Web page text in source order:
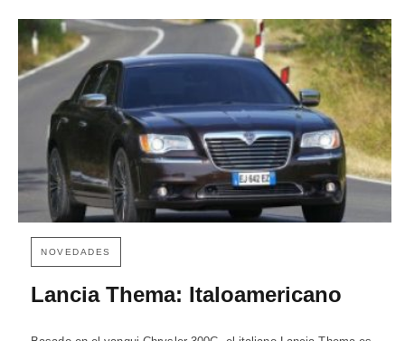
NOVEDADES
Lancia Thema: Italoamericano